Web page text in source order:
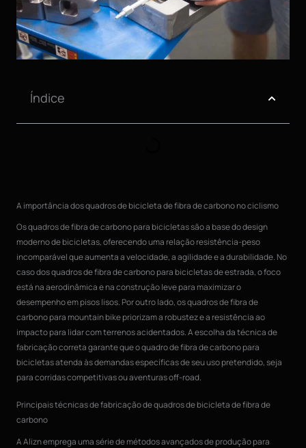
Índice
A importância dos quadros de bicicleta de fibra de carbono no ciclismo
Os quadros de fibra de carbono para bicicletas são a base do design
moderno de bicicletas, oferecendo uma relação resistência-peso
incomparável que aumenta a velocidade, a agilidade e a durabilidade. No
caso dos quadros de fibra de carbono para bicicletas de estrada, o foco
está na aerodinâmica e na construção leve para maximizar o
desempenho em pisos lisos. Por outro lado, os quadros de fibra de
carbono para mountain bike priorizam a robustez e a resistência ao
impacto para lidar com terrenos acidentados. A escolha da técnica de
fabricação correta garante que o quadro de fibra de carbono para
bicicletas atenda às demandas específicas de seu uso pretendido, seja
para corridas competitivas ou aventuras off-road.
Principais técnicas de fabricação de quadros de bicicleta de fibra de
carbono
A Alizn emprega uma série de métodos avançados de produção para